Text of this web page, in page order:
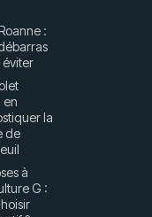
:
éviter
en
la
de
à
G :